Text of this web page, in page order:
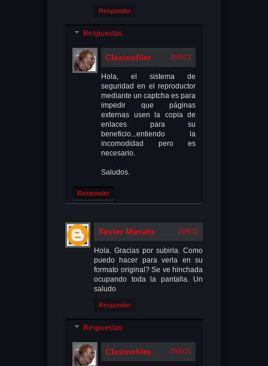
Responder
Respuestas
Clasicofilm 26/5/21
Hola, el sistema de
seguridad en el reproductor
mediante un captcha es para
impedir que páginas
externas usen la copia de
enlaces para su
beneficio...entiendo la
incomodidad pero es
necesario.
Saludos.
Responder
Xavier Masats 28/5/21
Hola. Gracias por subirla. Como
puedo hacer para verla en su
formato original? Se ve hinchada
ocupando toda la pantalla. Un
saludo
Responder
Respuestas
Clasicofilm 29/5/21